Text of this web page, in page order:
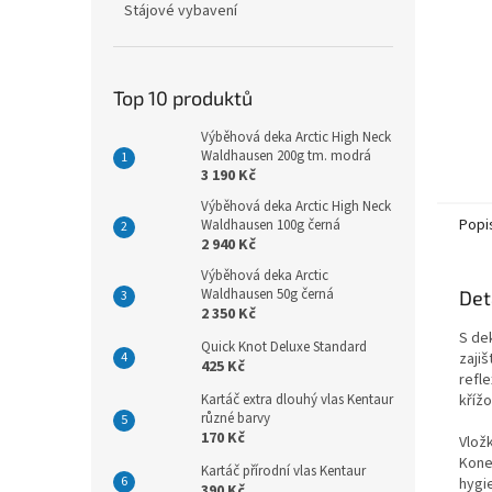
Stájové vybavení
Top 10 produktů
Výběhová deka Arctic High Neck
Waldhausen 200g tm. modrá
3 190 Kč
Výběhová deka Arctic High Neck
Waldhausen 100g černá
2 940 Kč
Výběhová deka Arctic
Waldhausen 50g černá
2 350 Kč
Quick Knot Deluxe Standard
425 Kč
Kartáč extra dlouhý vlas Kentaur
různé barvy
170 Kč
Kartáč přírodní vlas Kentaur
S